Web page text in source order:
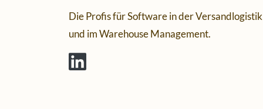
Die Profis für Software in der Versandlogistik
und im Warehouse Management.